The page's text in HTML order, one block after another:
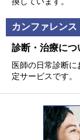
カンファレンス
診断・治療につ
医師の⽇常診断
定サービスです。